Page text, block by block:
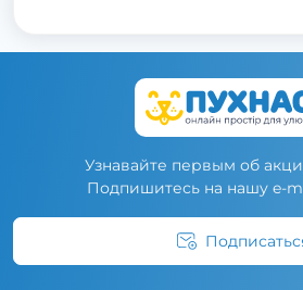
Узнавайте первым об
Подпишитесь на нашу e-